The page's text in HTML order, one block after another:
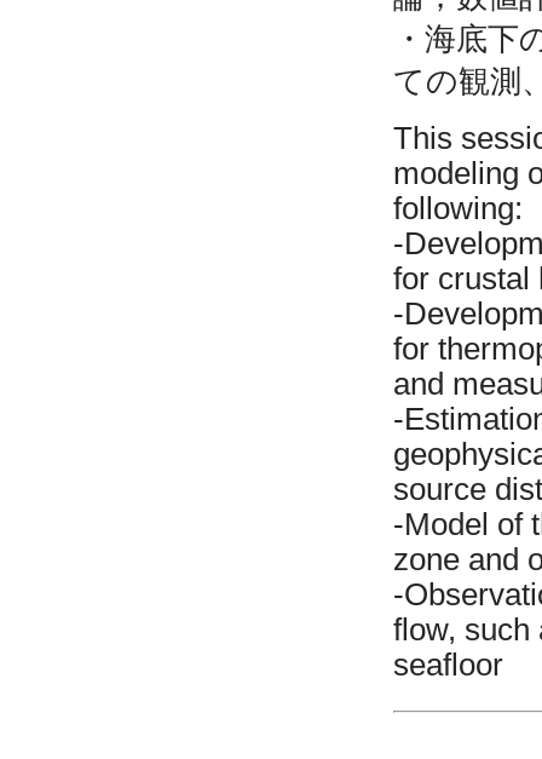
・海底下
ての観測
This
modeling
following:
-
for crustal
-
for
and
-
source
-Model of
zone and
-
flow, such
seafloor